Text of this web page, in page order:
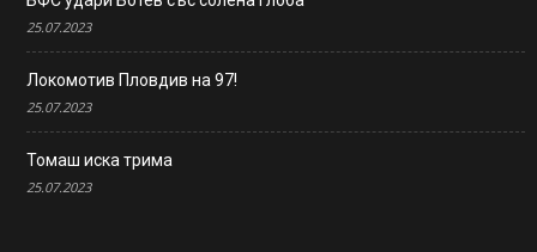
25.07.2023
Локомотив Пловдив на 97!
25.07.2023
Томаш иска трима
25.07.2023